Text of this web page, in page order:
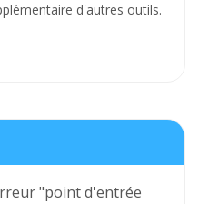
d'autres outils.
"point d'entrée